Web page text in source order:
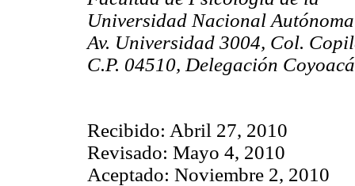
Universidad Nacional
Av. Universidad 3004, Col.
C.P. 04510, Delegación
Recibido: Abril 27, 2010
Revisado: Mayo 4, 2010
Aceptado: Noviembre 2, 2010